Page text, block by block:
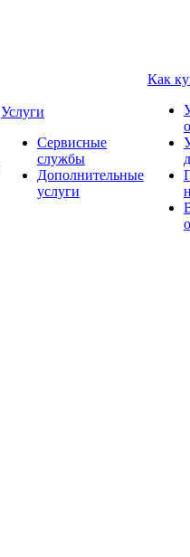
Услуги
Сервисные
службы
Дополнительные
услуги
Как